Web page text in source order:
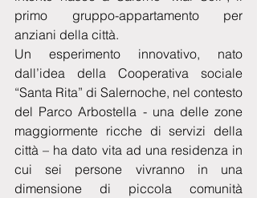
primo gruppo-appartamento per
anziani della città.
Un esperimento innovativo, nato
dall’idea della Cooperativa sociale
“Santa Rita” di Salernoche, nel contesto
del Parco Arbostella - una delle zone
maggiormente ricche di servizi della
città – ha dato vita ad una residenza in
cui sei persone vivranno in una
dimensione di piccola comunità